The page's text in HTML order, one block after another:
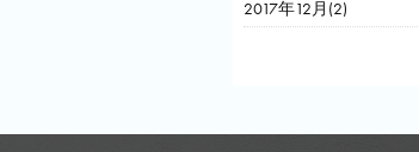
2017年12月(2)